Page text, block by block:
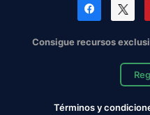
Consigue recursos
Términos y